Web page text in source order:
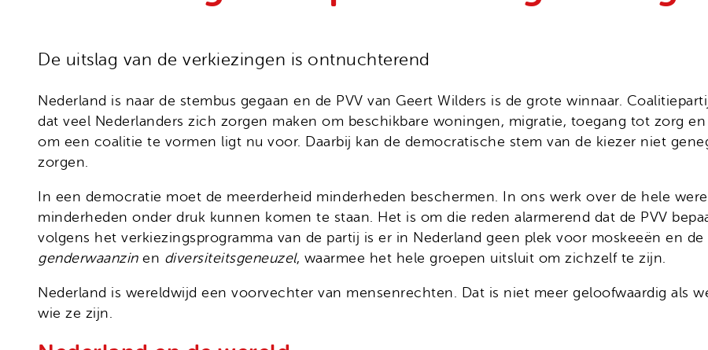
De uitslag van de verkiezingen is ontnuchterend
Nederland is naar de stembus gegaan en de PVV van Geert Wilders is de grote winnaar.
dat veel Nederlanders zich zorgen maken om beschikbare woningen, migratie, toegang tot zorg
om een coalitie te vormen ligt nu voor. Daarbij kan de democratische stem van de kiezer niet
zorgen.
In een democratie moet de meerderheid minderheden beschermen. In ons werk over de hele
minderheden onder druk kunnen komen te staan. Het is om die reden alarmerend dat de PVV
volgens het verkiezingsprogramma van de partij is er in Nederland geen plek voor moskeeën en
genderwaanzinen diversiteitsgeneuzel, waarmee het hele groepen uitsluit om zichzelf te zijn.
Nederland is wereldwijd een voorvechter van mensenrechten. Dat is niet meer geloofwaardig als
wie ze zijn.